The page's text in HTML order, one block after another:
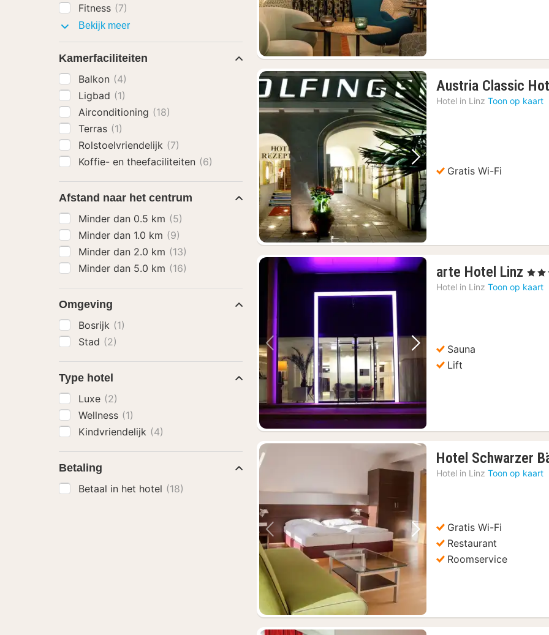
Vorige foto Volgende foto
Austria Classic
Hotel in Linz Toon op kaart
Gratis Wi-Fi
Vorige foto Volgende foto
arte Hotel Linz 1
, 4
Hotel in Linz Toon op kaart
Sauna
Lift
Vorige foto Volgende foto
Hotel Schwarzer
Hotel in Linz Toon op kaart
Gratis Wi-Fi
Restaurant
Roomservice
Fitness (7)
Bekijk meerFaciliteiten
Kamerfaciliteiten
Balkon (4)
Ligbad (1)
Airconditioning (18)
Terras (1)
Rolstoelvriendelijk (7)
Koffie- en theefaciliteiten (6)
Afstand naar het centrum
Minder dan 0.5 km (5)
Minder dan 1.0 km (9)
Minder dan 2.0 km (13)
Minder dan 5.0 km (16)
Omgeving
Bosrijk (1)
Stad (2)
Type hotel
Luxe (2)
Wellness (1)
Kindvriendelijk (4)
Betaling
Betaal in het hotel (18)